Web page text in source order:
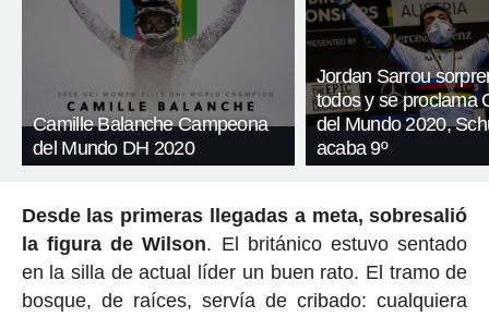
Camille Balanche Campeona
del Mundo DH 2020
Jordan Sarrou
todos y se proclama
del Mundo 2020,
acaba 9º
Desde las primeras llegadas a meta, sobresalió
la figura de Wilson. El británico estuvo sentado
en la silla de actual líder un buen rato. El tramo de
bosque, de raíces, servía de cribado: cualquiera